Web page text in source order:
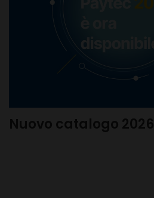
Nuovo catalogo 2026